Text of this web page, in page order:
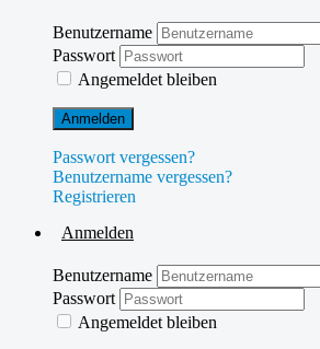
Benutzername
Passwort
Angemeldet bleiben
Anmelden
Passwort vergessen?
Benutzername vergessen?
Registrieren
Anmelden
Benutzername
Passwort
Angemeldet bleiben